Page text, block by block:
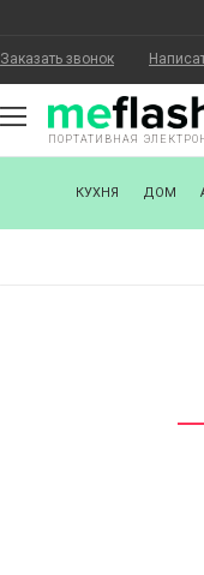
Заказать звонок
КАК КУПИТЬ
ПОРТАТИВНАЯ
КУХНЯ ДОМ